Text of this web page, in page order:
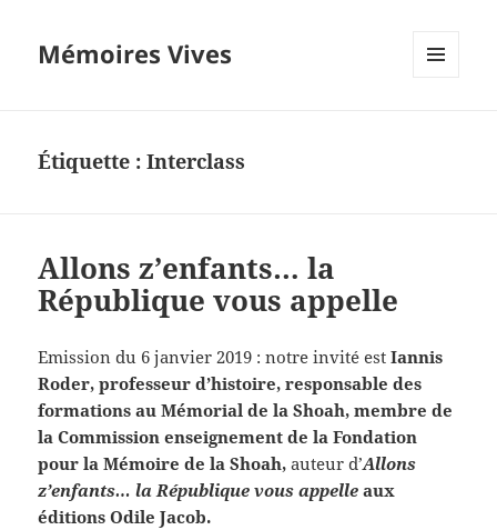
Mémoires Vives
Étiquette :Interclass
Allons z’enfants… la
République vous appelle
Emission du 6 janvier 2019 : notre invité estIannis
Roder, professeur d’histoire, responsable des
formations au Mémorial de la Shoah, membre de
la Commission enseignement de la Fondation
pour la Mémoire de la Shoah,auteur d’Allons
z’enfants… la République vous appelle aux
éditions Odile Jacob.